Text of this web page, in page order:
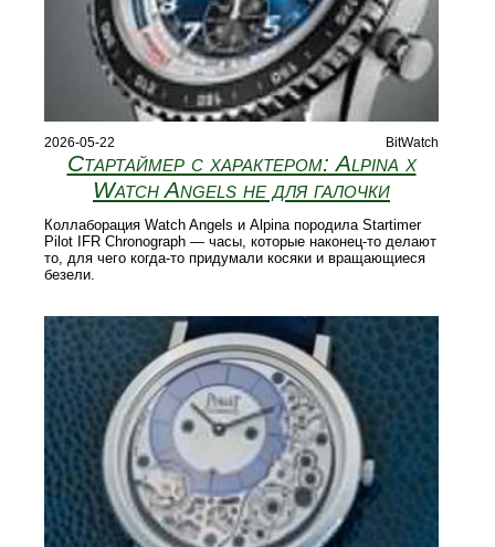
2026-05-22 BitWatch
Стартаймер с характером: Alpina x
Watch Angels не для галочки
Коллаборация Watch Angels и Alpina породила Startimer
Pilot IFR Chronograph — часы, которые наконец-то делают
то, для чего когда-то придумали косяки и вращающиеся
безели.